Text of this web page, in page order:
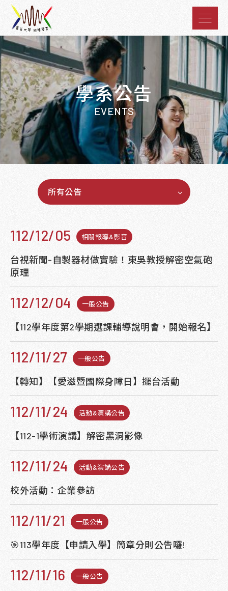
學系公告
EVENTS
所有公告
112/12/05 相關報導&影音
台視新聞-自製器材做實驗！東吳教授解密空氣砲
原理
112/12/04 一般公告
【112學年度第2學期選課輔導說明會，開始報名】
112/11/27 一般公告
【轉知】【愛滋暨國際身障日】擺台活動
112/11/24 活動&演講公告
【112-1學術演講】解密黑洞影像
112/11/24 活動&演講公告
校外活動：企業參訪
112/11/21 一般公告
🎯113學年度【申請入學】簡章分則公告囉!
112/11/16 一般公告